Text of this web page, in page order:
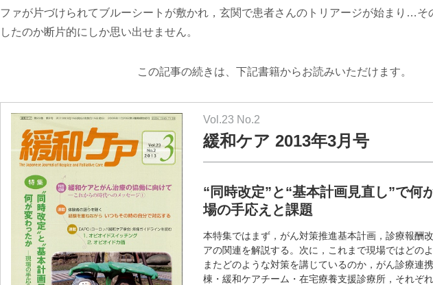
ファが片づけられてブルーシートが敷かれ，玄関で患者さんのトリアージが始まり…そ
したのか断片的にしか思い出せません。
この記事の続きは、下記書籍からお読みいただけます。
Vol.23 No.2
緩和ケア 2013年3月号
“同時改定”と“基本計画見直し”で何
場の手応えと課題
本特集ではまず，がん対策推進基本計画，診療報酬
アの関連を解説する。次に，これまで現場ではどの
またどのような対策を講じているのか，がん診療連
棟・緩和ケアチーム・在宅療養支援診療所，それぞ